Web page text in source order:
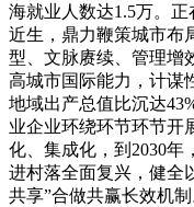
海就业人数达1.5万。
近生，鼎力鞭策城市布
型、文脉赓续、管理增
高城市国际能力，计谋
地域出产总值比沉达
业企业环绕环节环节开
化、集成化，到2030年
进村落全面复兴，健全
共享”合做共赢长效机